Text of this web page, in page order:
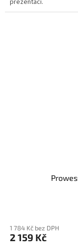
prezentaci.
1 784 Kč bez DPH
2 159 Kč